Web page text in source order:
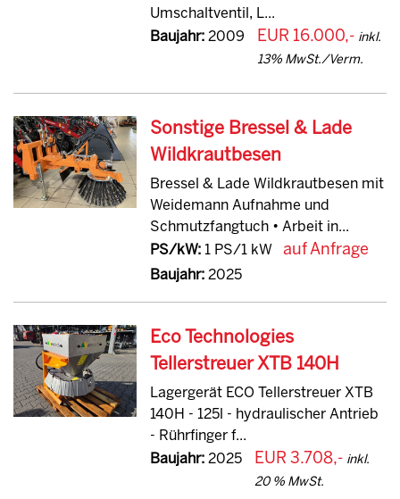
Umschaltventil, L...
Baujahr:2009 EUR 16.000,- inkl.
13% MwSt./Verm.
Sonstige Bressel & Lade
Wildkrautbesen
Bressel & Lade Wildkrautbesen mit
Weidemann Aufnahme und
Schmutzfangtuch • Arbeit in...
PS/kW:1 PS/1 kW
Baujahr:2025
auf Anfrage
Eco Technologies
Tellerstreuer XTB 140H
Lagergerät ECO Tellerstreuer XTB
140H - 125l - hydraulischer Antrieb
- Rührfinger f...
Baujahr:2025 EUR 3.708,- inkl.
20 % MwSt.